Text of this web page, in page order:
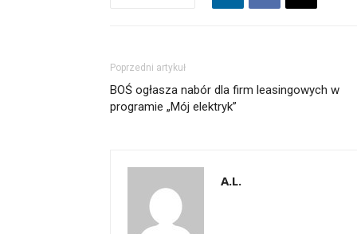
Poprzedni artykuł
BOŚ ogłasza nabór dla firm leasingowych w
programie „Mój elektryk”
A.L.